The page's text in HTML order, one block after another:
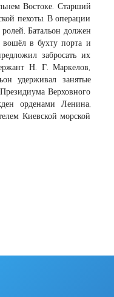
Востоке. Старший
пехоты. В операции
Батальон должен
вошёл в бухту порта и
забросать их
Н. Г. Маркелов,
удерживал занятые
Верховного
орденами Ленина,
Киевской морской